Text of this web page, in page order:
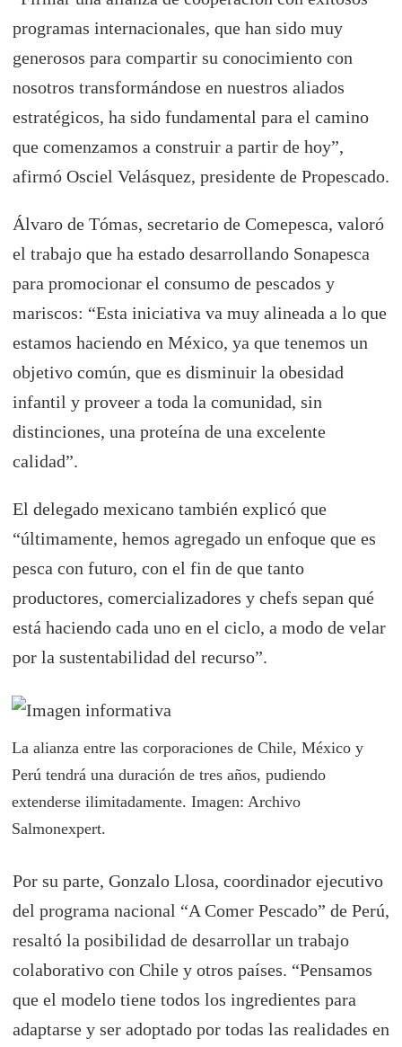
programas internacionales, que han sido muy
generosos para compartir su conocimiento con
nosotros transformándose en nuestros aliados
estratégicos, ha sido fundamental para el camino
que comenzamos a construir a partir de hoy”,
afirmó Osciel Velásquez, presidente de Propescado.
Álvaro de Tómas, secretario de Comepesca, valoró
el trabajo que ha estado desarrollando Sonapesca
para promocionar el consumo de pescados y
mariscos: “Esta iniciativa va muy alineada a lo que
estamos haciendo en México, ya que tenemos un
objetivo común, que es disminuir la obesidad
infantil y proveer a toda la comunidad, sin
distinciones, una proteína de una excelente
calidad”.
El delegado mexicano también explicó que
“últimamente, hemos agregado un enfoque que es
pesca con futuro, con el fin de que tanto
productores, comercializadores y chefs sepan qué
está haciendo cada uno en el ciclo, a modo de velar
por la sustentabilidad del recurso”.
La alianza entre las corporaciones de Chile, México y
Perú tendrá una duración de tres años, pudiendo
extenderse ilimitadamente. Imagen: Archivo
Salmonexpert.
Por su parte, Gonzalo Llosa, coordinador ejecutivo
del programa nacional “A Comer Pescado” de Perú,
resaltó la posibilidad de desarrollar un trabajo
colaborativo con Chile y otros países. “Pensamos
que el modelo tiene todos los ingredientes para
adaptarse y ser adoptado por todas las realidades en